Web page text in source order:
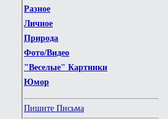
Разное
Личное
Природа
Фото/Видео
"Веселые" Картинки
Юмор
Пишите Письма